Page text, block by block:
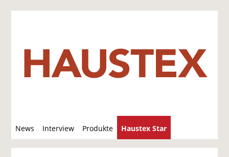
News Interview Produkte Haustex Star
u
c